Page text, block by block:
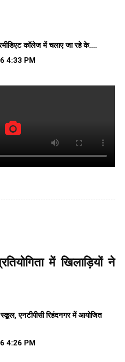
कॉलेजमें चलाए जा रहे के....
4:33 PM
में खिलाड़ियों ने
एनटीपीसी रिहंदनगर में आयोजित
4:26 PM